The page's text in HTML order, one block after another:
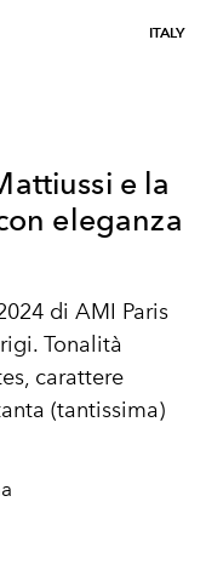
ITALY
e la
eleganza
di AMI Paris
Tonalità
carattere
(tantissima)